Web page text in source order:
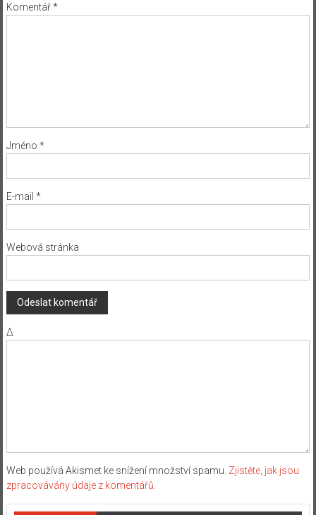
Komentář*
Jméno *
E-mail *
Webová stránka
Δ
Web používá Akismet ke snížení množství spamu. Zjistěte, jak jsou
zpracovávány údaje z komentářů.